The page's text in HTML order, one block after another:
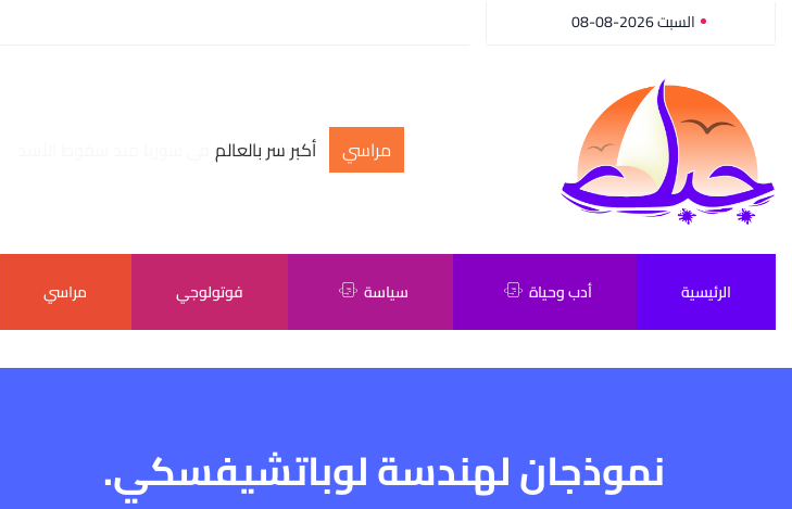
السبت 2026-08-08
مراسي أكبر سر بالعالم
الرئيسية أدب وحياة سياسة فوتولوجي مراسي
نموذجان لهندسة لوباتشيفسكي.